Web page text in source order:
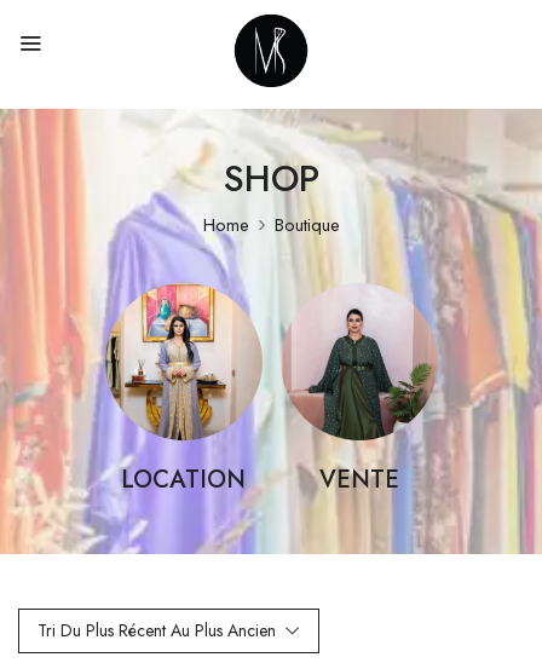
SHOP
Home Boutique
LOCATION VENTE
Tri Du Plus Récent Au Plus Ancien